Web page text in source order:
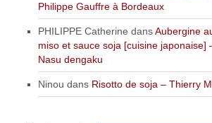
Philippe Gauffre à Bordeaux
PHILIPPE Catherine dansAubergine
miso et sauce soja [cuisine japonaise]
Nasu dengaku
Ninou dans Risotto de soja – Thierry